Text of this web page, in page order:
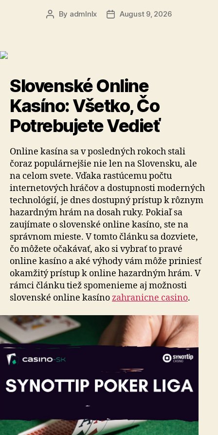
Post
By admlnlx
PostAugust 9, 2026
Slovenské Online
Kasíno: Všetko, Čo
Potrebujete Vedieť
Online kasína sa v posledných rokoch stali
čoraz populárnejšie nie len na Slovensku, ale
na celom svete. Vďaka rastúcemu počtu
internetových hráčov a dostupnosti moderných
technológií, je dnes dostupný prístup k rôznym
hazardným hrám na dosah ruky. Pokiaľ sa
zaujímate o slovenské online kasíno, ste na
správnom mieste. V tomto článku sa dozviete,
čo môžete očakávať, ako si vybrať to pravé
online kasíno a aké výhody vám môže priniesť
okamžitý prístup k online hazardným hrám. V
rámci článku tiež spomenieme aj možnosti
slovenské online kasínozahranicne casino.